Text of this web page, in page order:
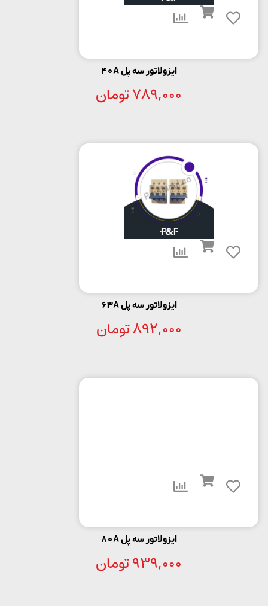
ایزولاتور سه پل 40A
789,000تومان
ایزولاتور سه پل 63A
892,000تومان
ایزولاتور سه پل 80A
939,000تومان